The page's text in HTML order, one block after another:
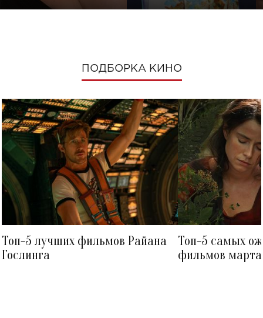
ПОДБОРКА КИНО
Топ-5 лучших фильмов Райана
Гослинга
Топ-5 самых
фильмов